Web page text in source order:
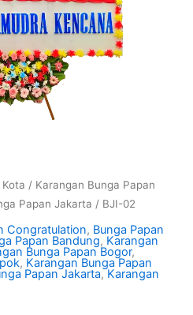
/ Karangan Bunga Papan
Papan Jakarta / BJI-02
Congratulation, Bunga Papan
Papan Bandung, Karangan
Bunga Papan Bogor,
, Karangan Bunga Papan
Papan Jakarta,Karangan